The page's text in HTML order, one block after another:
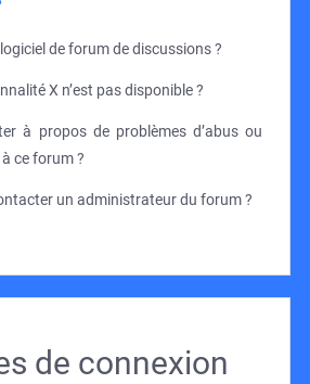
de forum de discussions ?
X n’est pas disponible ?
à propos de problèmes d’abus ou
ce forum ?
un administrateur du forum ?
de connexion